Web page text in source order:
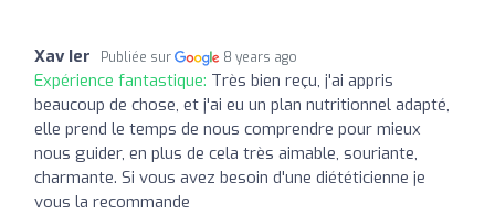
Xav Ier Publiée sur 8 years ago
Expérience fantastique: Très bien reçu, j'ai appris
beaucoup de chose, et j'ai eu un plan nutritionnel adapté,
elle prend le temps de nous comprendre pour mieux
nous guider, en plus de cela très aimable, souriante,
charmante. Si vous avez besoin d'une diététicienne je
vous la recommande